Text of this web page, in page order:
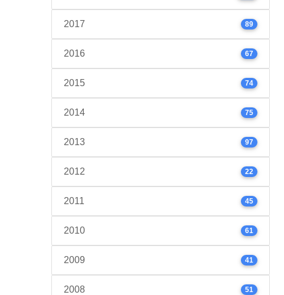
2017 89
2016 67
2015 74
2014 75
2013 97
2012 22
2011 45
2010 61
2009 41
2008 51